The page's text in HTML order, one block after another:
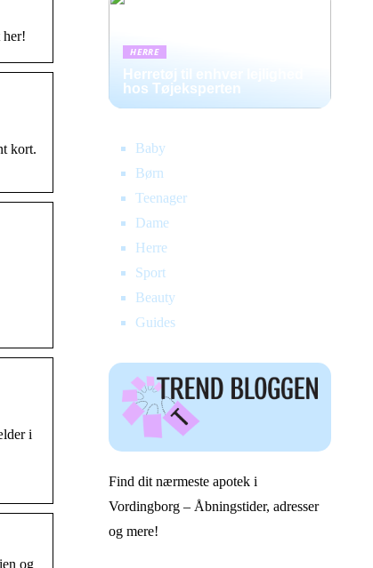
her!
kort.
i
og
HERRE
Herretøj til enhver lejlighed
hos Tøjeksperten
Baby
Børn
Teenager
Dame
Herre
Sport
Beauty
Guides
Find dit nærmeste apotek i
Vordingborg – Åbningstider, adresser
og mere!